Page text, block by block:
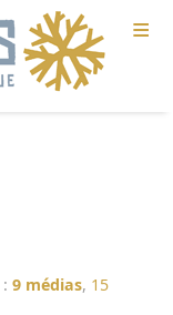
≡
:9 médias, 15